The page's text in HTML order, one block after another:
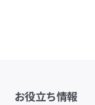
お役立ち情報